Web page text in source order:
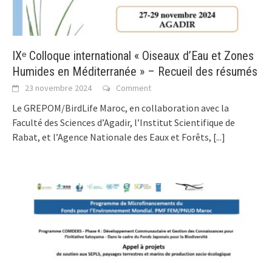
IXᵉ Colloque international « Oiseaux d’Eau et Zones
Humides en Méditerranée » – Recueil des résumés
23 novembre 2024 Comment
Le GREPOM/BirdLife Maroc, en collaboration avec la
Faculté des Sciences d’Agadir, l’Institut Scientifique de
Rabat, et l’Agence Nationale des Eaux et Forêts, [...]